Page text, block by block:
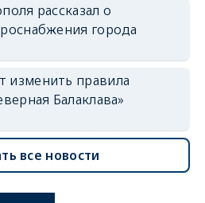
рассказал о
города
изменить правила
Балаклава»
все новости